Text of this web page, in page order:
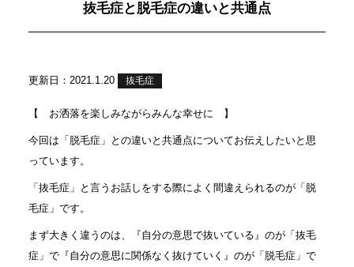
抜毛症と脱毛症の違いと共通点
更新日：2021.1.20 抜毛症
【 お洒落を楽しみながらみんな幸せに 】
今回は「脱毛症」との違いと共通点についてお伝えしたいと思
っています。
「抜毛症」と言うお話しをする際によく間違えられるのが「脱
毛症」です。
まず大きく違うのは、『自分の意思で抜いている』のが「抜毛
症」で『自分の意思に関係なく抜けていく』のが「脱毛症」で